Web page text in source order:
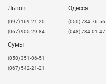
Львов
​(097) 169-21-20
(067) 905-29-84
Одесса
(050) 734-76-56
(048) 734-01-47
Сумы
(050) 351-06-51
(067) 542-21-21